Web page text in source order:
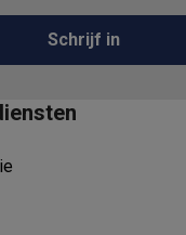
Schrijf in